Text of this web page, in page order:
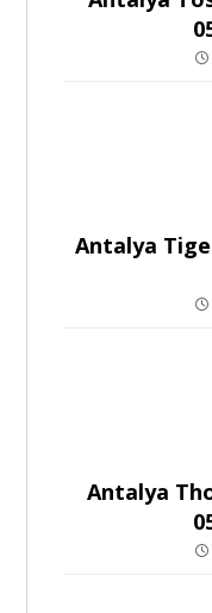
Antalya
Antalya